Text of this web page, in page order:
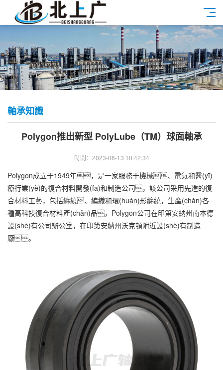
軸承知識
Polygon推出新型 PolyLube（TM）球面軸承
時間：2023-06-13 10:42:34
Polygon成立于1949年，是一家服務于機械、電氣和醫(yī)
療行業(yè)的復合材料開發(fā)和制造公司，該公司采用先進的復
合材料工藝，包括纏繞、編織和環(huán)形纏繞，生產(chǎn)各
種高科技復合材料產(chǎn)品，Polygon公司在印第安納州南本德
設(shè)有公司辦公室，在印第安納州沃克頓附近設(shè)有制造
廠。